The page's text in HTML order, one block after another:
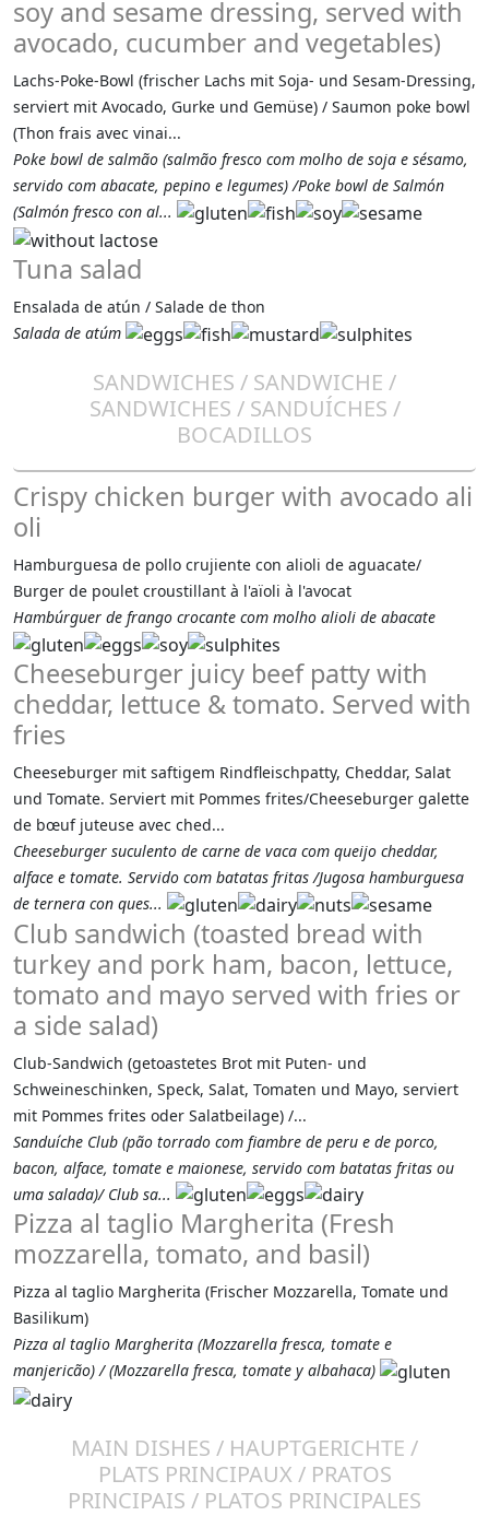
soy and sesame dressing, served with
avocado, cucumber and vegetables)
Lachs-Poke-Bowl (frischer Lachs mit Soja- und Sesam-Dressing,
serviert mit Avocado, Gurke und Gemüse) / Saumon poke bowl
(Thon frais avec vinai...
Poke bowl de salmão (salmão fresco com molho de soja e sésamo,
servido com abacate, pepino e legumes) /Poke bowl de Salmón
(Salmón fresco con al...
Tuna salad
Ensalada de atún / Salade de thon
Salada de atúm
SANDWICHES / SANDWICHE /
SANDWICHES / SANDUÍCHES /
BOCADILLOS
Crispy chicken burger with avocado ali
oli
Hamburguesa de pollo crujiente con alioli de aguacate/
Burger de poulet croustillant à l'aïoli à l'avocat
Hambúrguer de frango crocante com molho alioli de abacate
Cheeseburger juicy beef patty with
cheddar, lettuce & tomato. Served with
fries
Cheeseburger mit saftigem Rindfleischpatty, Cheddar, Salat
und Tomate. Serviert mit Pommes frites/Cheeseburger galette
de bœuf juteuse avec ched...
Cheeseburger suculento de carne de vaca com queijo cheddar,
alface e tomate. Servido com batatas fritas /Jugosa hamburguesa
de ternera con ques...
Club sandwich (toasted bread with
turkey and pork ham, bacon, lettuce,
tomato and mayo served with fries or
a side salad)
Club-Sandwich (getoastetes Brot mit Puten- und
Schweineschinken, Speck, Salat, Tomaten und Mayo, serviert
mit Pommes frites oder Salatbeilage) /...
Sanduíche Club (pão torrado com fiambre de peru e de porco,
bacon, alface, tomate e maionese, servido com batatas fritas ou
uma salada)/ Club sa...
Pizza al taglio Margherita (Fresh
mozzarella, tomato, and basil)
Pizza al taglio Margherita (Frischer Mozzarella, Tomate und
Basilikum)
Pizza al taglio Margherita (Mozzarella fresca, tomate e
manjericão) / (Mozzarella fresca, tomate y albahaca)
MAIN DISHES / HAUPTGERICHTE /
PLATS PRINCIPAUX / PRATOS
PRINCIPAIS / PLATOS PRINCIPALES